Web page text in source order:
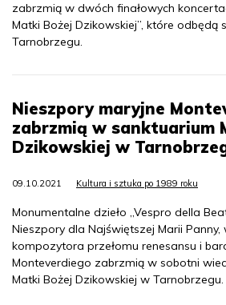
zabrzmią w dwóch finałowych
Matki Bożej Dzikowskiej”, które odbędą
Tarnobrzegu.
Nieszpory maryjne
zabrzmią w sanktuarium
Dzikowskiej w
09.10.2021 Kultura i sztuka po 1989 roku
Monumentalne dzieło „Vespro della
Nieszpory dla Najświętszej Marii Panny,
kompozytora przełomu renesansu i
Monteverdiego zabrzmią w sobotni
Matki Bożej Dzikowskiej w Tarnobrzegu.